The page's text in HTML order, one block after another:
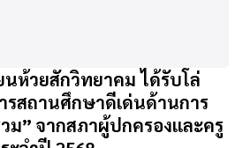
นห้วยสักวิทยาคม ได้รับโล่
รสถานศึกษาดีเด่นด้านการ
ม” จากสภาผู้ปกครองและครู